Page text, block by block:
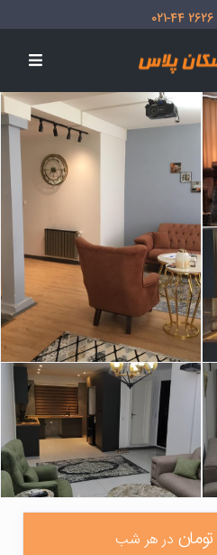
در هر شب